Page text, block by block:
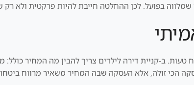
בפועל. לכן ההחלטה חייבת להיות פרקטית ולא רק
טעות. ב-קניית דירה לילדים צריך להבין מה המחיר כולל:
הכי זולה, אלא העסקה שבה המחיר משאיר מרווח